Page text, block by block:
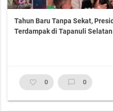
Tahun Baru Tanpa Sekat,
Terdampak di Tapanuli Selatan
favorite_border 0 chat_bubble_outline 0